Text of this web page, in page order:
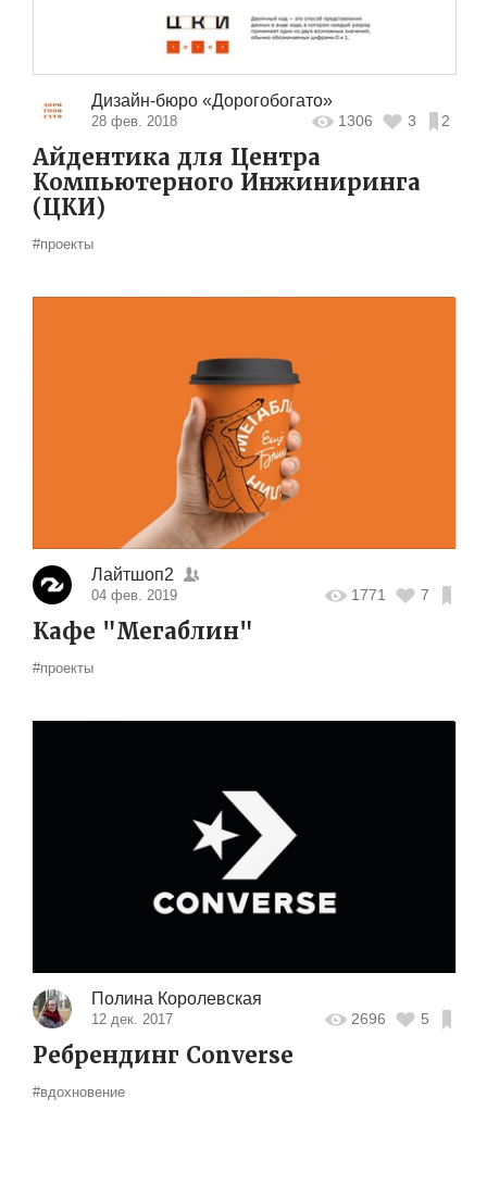
Дизайн-бюро «Дорогобогато»
28 фев. 2018 1306 3 2
Айдентика для Центра
Компьютерного Инжиниринга
(ЦКИ)
#проекты
Лайтшоп2
04 фев. 2019 1771 7
Кафе "Мегаблин"
#проекты
Полина Королевская
12 дек. 2017 2696 5
Ребрендинг Converse
#вдохновение